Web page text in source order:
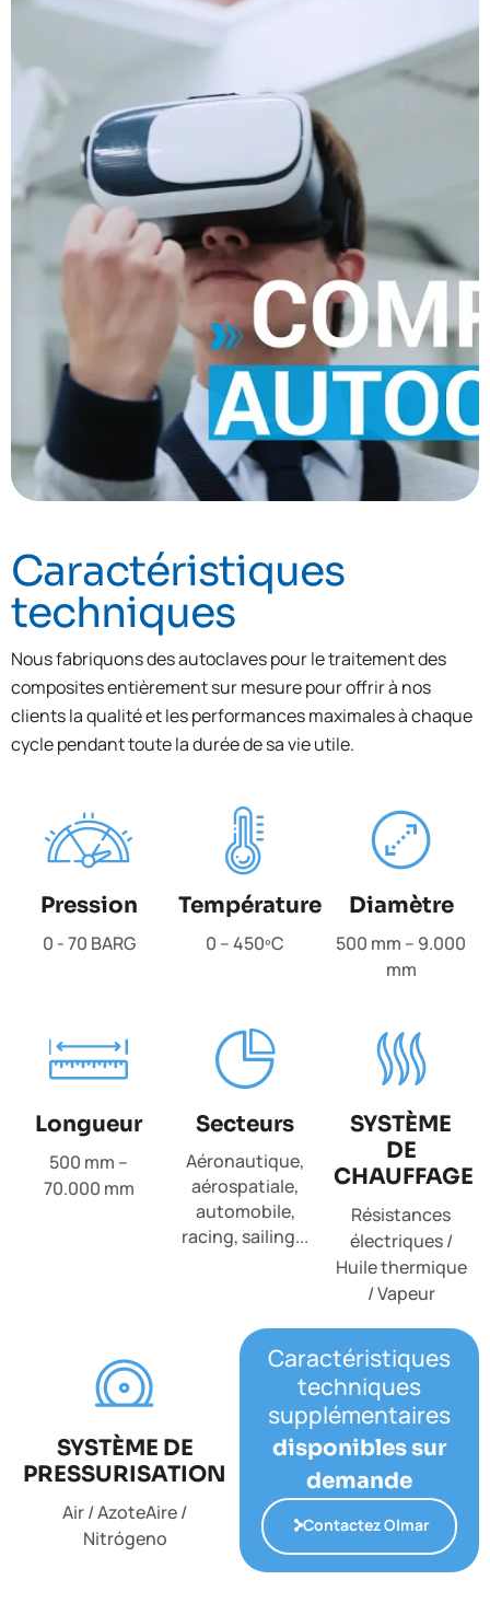
Caractéristiques
techniques
Nous fabriquons des autoclaves pour le traitement des
composites entièrement sur mesure pour offrir à nos
clients la qualité et les performances maximales à chaque
cycle pendant toute la durée de sa vie utile.
Pression
0 - 70 BARG
Température
0 – 450ºC
Diamètre
500 mm – 9.000
mm
Longueur
500 mm –
70.000 mm
Secteurs
Aéronautique,
aérospatiale,
automobile,
racing, sailing...
SYSTÈME
DE
CHAUFFAGE
Résistances
électriques /
Huile thermique
/ Vapeur
SYSTÈME DE
PRESSURISATION
Air / AzoteAire /
Nitrógeno
Caractéristiques
techniques
supplémentaires
disponibles sur
demande
Contactez Olmar